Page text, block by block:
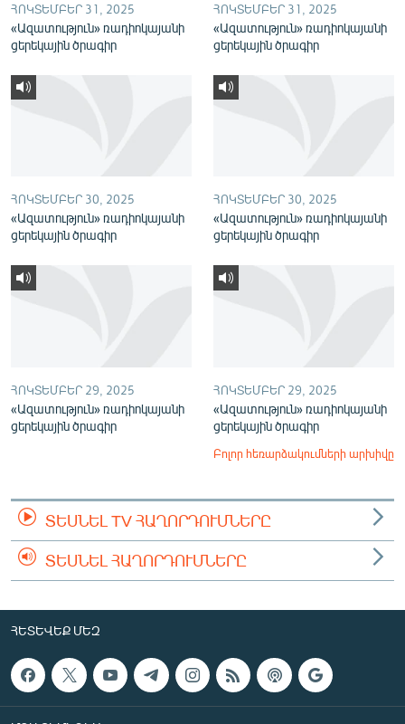
ՀԵՏԵՎԵՔ ՄԵԶ
ՀՈԿՏԵՄԲԵՐ 31, 2025
«Ազատություն» ռադիոկայանի
ցերեկային ծրագիր
ՀՈԿՏԵՄԲԵՐ 31, 2025
«Ազատություն» ռադիոկայանի
ցերեկային ծրագիր
ՀՈԿՏԵՄԲԵՐ 30, 2025
«Ազատություն» ռադիոկայանի
ցերեկային ծրագիր
ՀՈԿՏԵՄԲԵՐ 30, 2025
«Ազատություն» ռադիոկայանի
ցերեկային ծրագիր
ՀՈԿՏԵՄԲԵՐ 29, 2025
«Ազատություն» ռադիոկայանի
ցերեկային ծրագիր
ՀՈԿՏԵՄԲԵՐ 29, 2025
«Ազատություն» ռադիոկայանի
ցերեկային ծրագիր
Բոլոր հեռարձակումների արխիվը
ՏԵՍՆԵԼ TV ՀԱՂՈՐԴՈՒՄՆԵՐԸ
ՏԵՍՆԵԼ ՀԱՂՈՐԴՈՒՄՆԵՐԸ
ՀԵՏԵՎԵՔ ՄԵԶ